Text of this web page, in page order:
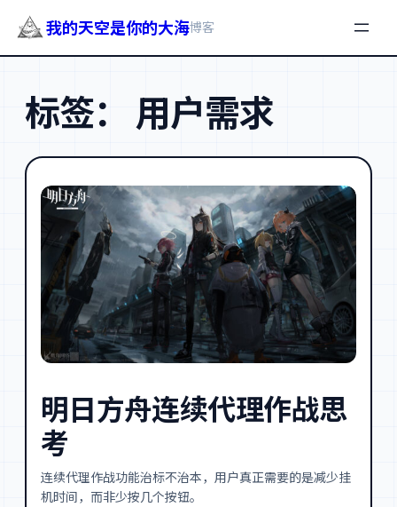
我的天空是你的大海博客
标签： 用户需求
明日方舟连续代理作战思
考
连续代理作战功能治标不治本，用户真正需要的是减少挂
机时间，而非少按几个按钮。